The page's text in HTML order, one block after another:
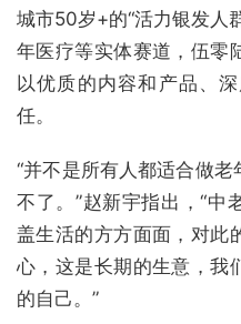
城市50岁+的“活力银发人
年医疗等实体赛道，伍零
以优质的内容和产品、
任。
“并不是所有人都适合做
不了。”赵新宇指出，“中
盖生活的方方面面，对此
心，这是长期的生意，我
的自己。”